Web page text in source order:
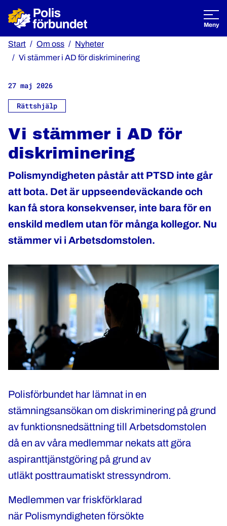
Öppna
Meny
Start Om oss
Nyheter
Vi stämmer i AD för diskriminering
27 maj 2026
Rättshjälp
Vi stämmer i AD för
diskriminering
Polismyndigheten påstår att PTSD inte går
att bota. Det är uppseendeväckande och
kan få stora konsekvenser, inte bara för en
enskild medlem utan för många kollegor. Nu
stämmer vi i Arbetsdomstolen.
Polisförbundet har lämnat in en
stämningsansökan om diskriminering på grund
av funktionsnedsättning till Arbetsdomstolen
då en av våra medlemmar nekats att göra
aspiranttjänstgöring på grund av
utläkt posttraumatiskt stressyndrom.
Medlemmen var friskförklarad
när Polismyndigheten försökte